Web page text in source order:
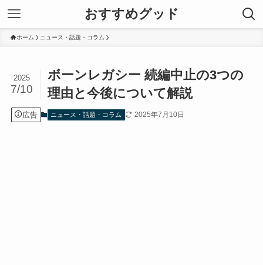
おすすめグッド
ホーム ニュース・話題・コラム
ボーンレガシー 続編中止の3つの
理由と今後について解説
2025
7/10
広告 ニュース・話題・コラム 2025年7月10日